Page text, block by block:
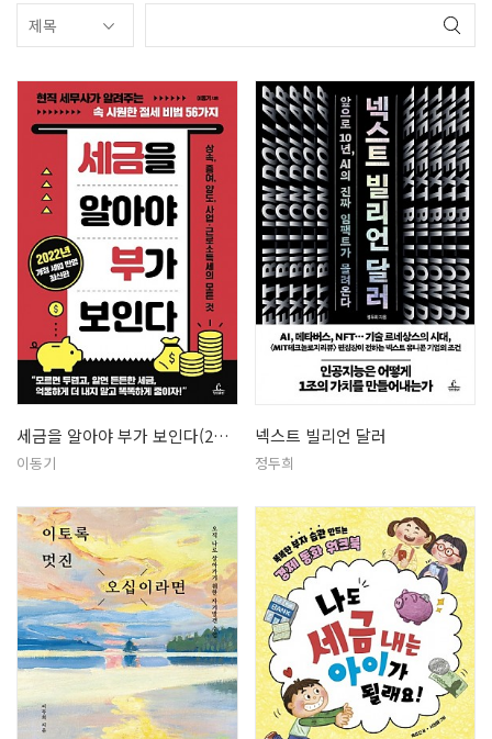
세금을 알아야 부가 보인다(2022)
이동기
넥스트 빌리언 달러
정두희